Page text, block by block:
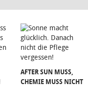
AFTER SUN MUSS,
CHEMIE MUSS NICHT